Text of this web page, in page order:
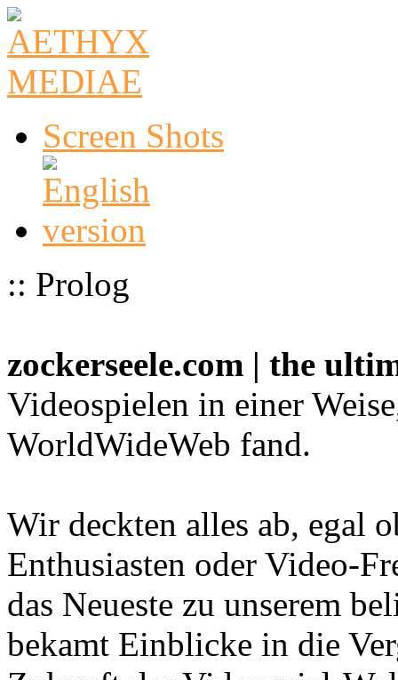
Screen Shots
:: Prolog
zockerseele.com | the
Videospielen in einer
WorldWideWeb fand.
Wir deckten alles ab, egal
Enthusiasten oder Video-
das Neueste zu unserem
bekamt Einblicke in die